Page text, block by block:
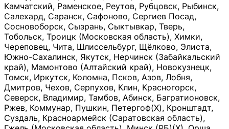
Камчатский, Раменское, Реутов, Рубцовск, Рыбинск,
Салехард, Саранск, Сафоново, Сергиев Посад,
Сосновоборск, Сызрань, Сыктывкар, Тверь,
Тобольск, Троицк (Московская область), Химки,
Череповец, Чита, Шлиссельбург, Щёлково, Элиста,
Южно-Сахалинск, Якутск, Нерчинск (Забайкальский
край), Мамонтово (Алтайский край), Новокузнецк,
Томск, Иркутск, Коломна, Псков, Азов, Лобня,
Дмитров, Чехов, Серпухов, Клин, Красногорск,
Северск, Владимир, Тамбов, Абинск, Багратионовск,
Ржев, Коммунар, Пушкин, Петергоф(Х), Кронштадт,
Суздаль, Красноармейск (Саратовская область),